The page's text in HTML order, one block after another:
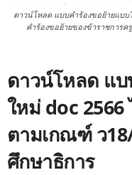
ดาวน์โหลด แบบคำร้องขอย้ายแบบ
คำร้องขอย้ายของข้าราชการค
ดาวน์โหลด แ
ใหม่ doc 2566
ตามเกณฑ์ ว
ศึกษาธิการ